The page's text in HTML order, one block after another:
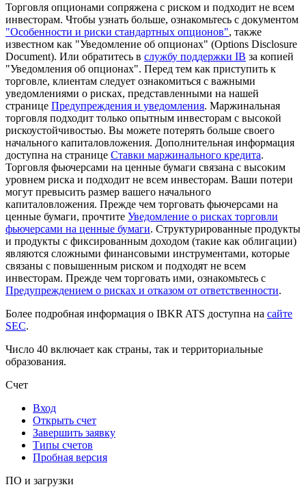
Торговля опционами сопряжена с риском и подходит не всем
инвесторам. Чтобы узнать больше, ознакомьтесь с документом
"Особенности и риски стандартных опционов", также
известном как "Уведомление об опционах" (Options Disclosure
Document). Или обратитесь в службу поддержки IB за копией
"Уведомления об опционах". Перед тем как приступить к
торговле, клиентам следует ознакомиться с важными
уведомлениями о рисках, представленными на нашей
странице Предупреждения и уведомления. Маржинальная
торговля подходит только опытным инвесторам с высокой
рискоустойчивостью. Вы можете потерять больше своего
начального капиталовложения. Дополнительная информация
доступна на странице Ставки маржинального кредита.
Торговля фьючерсами на ценные бумаги связана с высоким
уровнем риска и подходит не всем инвесторам. Ваши потери
могут превысить размер вашего начального
капиталовложения. Прежде чем торговать фьючерсами на
ценные бумаги, прочтите Уведомление о рисках торговли
фьючерсами на ценные бумаги. Структурированные продукты
и продукты с фиксированным доходом (такие как облигации)
являются сложными финансовыми инструментами, которые
связаны с повышенным риском и подходят не всем
инвесторам. Прежде чем торговать ими, ознакомьтесь с
Предупреждением о рисках и отказом от ответственности.
Более подробная информация о IBKR ATS доступна на сайте
SEC.
Число 40 включает как страны, так и территориальные
образования.
Счет
Вход
Открыть счет
Завершить заявку
Типы счетов
Пробная версия
ПО и загрузки